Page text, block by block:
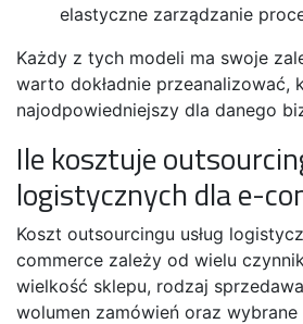
elastyczne zarządzanie
Każdy z tych modeli ma swoje
warto dokładnie przeanalizować,
najodpowiedniejszy dla danego
Ile kosztuje
logistycznych dla e-
Koszt outsourcingu usług
commerce zależy od wielu
wielkość sklepu, rodzaj
wolumen zamówień oraz wybrane